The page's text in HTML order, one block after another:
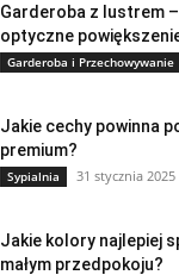
Garderoba z lustrem
optyczne
Garderoba i Przechowywanie
Jakie cechy powinna
premium?
Sypialnia 31 stycznia 2025
Jakie kolory najlepiej
małym przedpokoju?